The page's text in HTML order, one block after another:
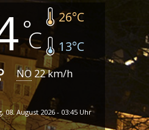
26°C
13°C
NO 22km/h
08. August 2026 - 03:45 Uhr